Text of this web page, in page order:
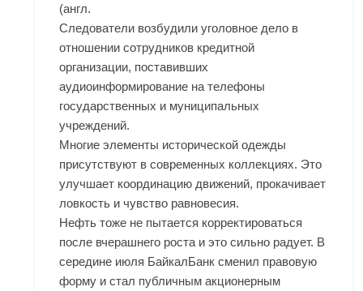
(англ.
Следователи возбудили уголовное дело в
отношении сотрудников кредитной
организации, поставивших
аудиоинформирование на телефоны
государственных и муниципальных
учреждений.
Многие элементы исторической одежды
присутствуют в современных коллекциях. Это
улучшает координацию движений, прокачивает
ловкость и чувство равновесия.
Нефть тоже не пытается корректироваться
после вчерашнего роста и это сильно радует. В
середине июля БайкалБанк сменил правовую
форму и стал публичным акционерным